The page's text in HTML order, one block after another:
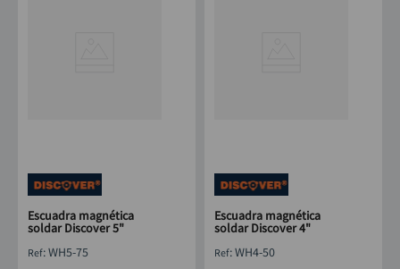
Escuadra magnética
soldar Discover 5"
:WH5-75
Escuadra magnética
soldar Discover 4"
:WH4-50